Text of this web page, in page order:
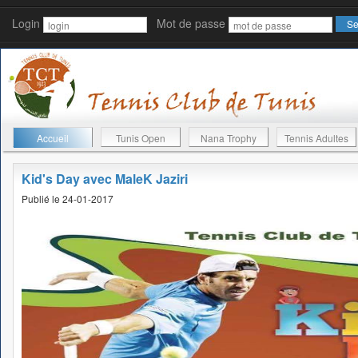
Login Mot de passe
Accueil Tunis Open Nana Trophy Tennis Adultes
Kid's Day avec MaleK Jaziri
Publié le 24-01-2017